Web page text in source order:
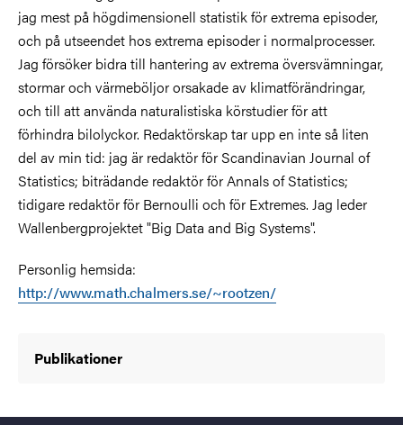
jag mest på högdimensionell statistik för extrema episoder,
och på utseendet hos extrema episoder i normalprocesser.
Jag försöker bidra till hantering av extrema översvämningar,
stormar och värmeböljor orsakade av klimatförändringar,
och till att använda naturalistiska körstudier för att
förhindra bilolyckor. Redaktörskap tar upp en inte så liten
del av min tid: jag är redaktör för Scandinavian Journal of
Statistics; biträdande redaktör för Annals of Statistics;
tidigare redaktör för Bernoulli och för Extremes. Jag leder
Wallenbergprojektet "Big Data and Big Systems".
Personlig hemsida:
http://www.math.chalmers.se/~rootzen/
Publikationer